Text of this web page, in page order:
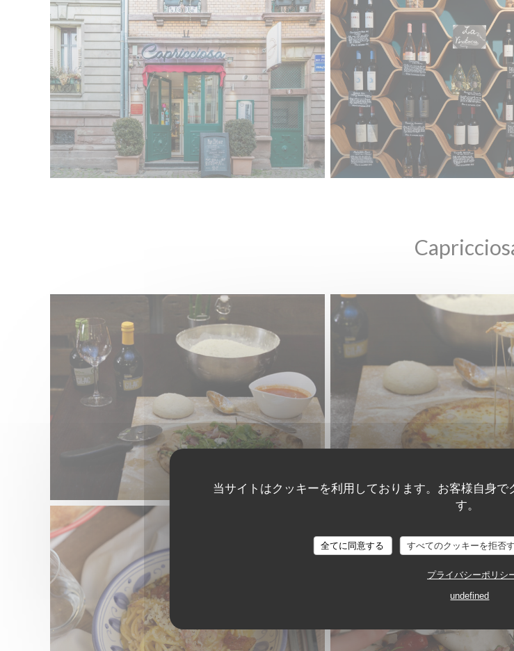
当サイトはクッキーを利用しております。お客様自身
す。
全てに同意する すべてのクッキーを拒否
プライバシーポリシ
undefined
Capricciosa